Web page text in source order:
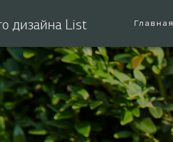
дизайна List Главная